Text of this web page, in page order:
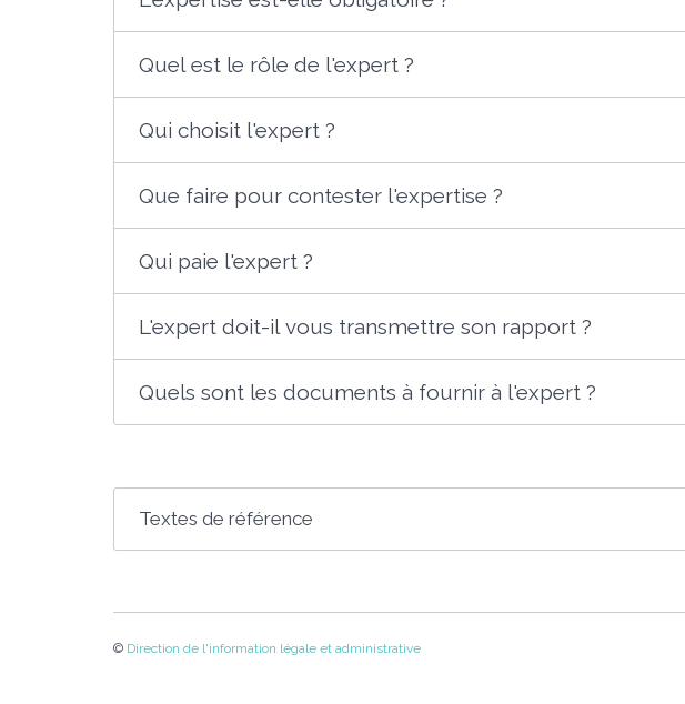
Quel est le rôle de l'expert ?
Qui choisit l'expert ?
Que faire pour contester l'expertise ?
Qui paie l'expert ?
L'expert doit-il vous transmettre son rapport ?
Quels sont les documents à fournir à l'expert ?
Textes de référence
© Direction de l'information légale et administrative